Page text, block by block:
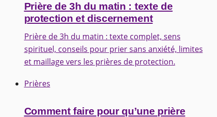
Prière de 3h du matin : texte de
protection et discernement
Prière de 3h du matin : texte complet, sens
spirituel, conseils pour prier sans anxiété, limites
et maillage vers les prières de protection.
Prières
Comment faire pour qu’une prière